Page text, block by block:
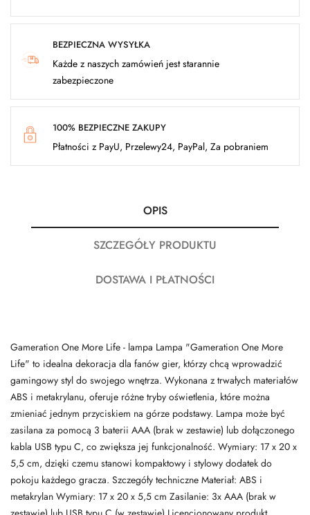
BEZPIECZNA WYSYŁKA
Każde z naszych zamówień jest starannie
zabezpieczone
100% BEZPIECZNE ZAKUPY
Płatności z PayU, Przelewy24, PayPal, Za pobraniem
OPIS
SZCZEGÓŁY PRODUKTU
DOSTAWA I PŁATNOŚCI
Gameration One More Life - lampa Lampa "Gameration One More
Life" to idealna dekoracja dla fanów gier, którzy chcą wprowadzić
gamingowy styl do swojego wnętrza. Wykonana z trwałych materiałów
ABS i metakrylanu, oferuje różne tryby oświetlenia, które można
zmieniać jednym przyciskiem na górze podstawy. Lampa może być
zasilana za pomocą 3 baterii AAA (brak w zestawie) lub dołączonego
kabla USB typu C, co zwiększa jej funkcjonalność. Wymiary: 17 x 20 x
5,5 cm, dzięki czemu stanowi kompaktowy i stylowy dodatek do
pokoju każdego gracza. Szczegóły techniczne Materiał: ABS i
metakrylan Wymiary: 17 x 20 x 5,5 cm Zasilanie: 3x AAA (brak w